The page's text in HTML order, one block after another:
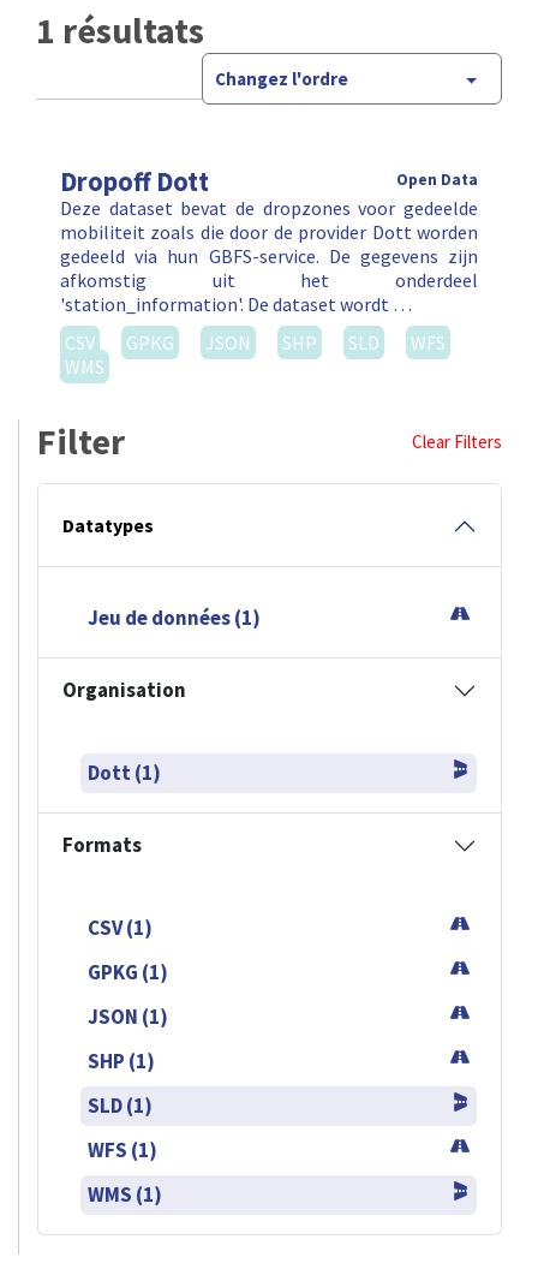
1 résultats
Changez l'ordre
Dropoff Dott Open Data
Deze dataset bevat de dropzones voor gedeelde
mobiliteit zoals die door de provider Dott worden
gedeeld via hun GBFS-service. De gegevens zijn
afkomstig uit het onderdeel
'station_information'. De dataset wordt …
CSV
GPKG JSON SHP SLD
WFS
WMS
Filter Clear Filters
Datatypes
Jeu de données (1)
Organisation
Dott (1)
Formats
CSV (1)
GPKG (1)
JSON (1)
SHP (1)
SLD (1)
WFS (1)
WMS (1)